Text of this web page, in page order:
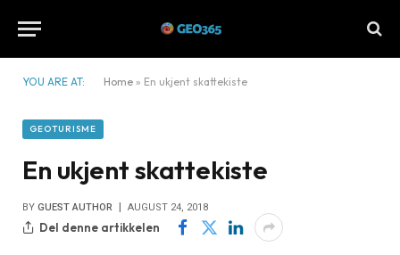
YOU ARE AT: Home » En ukjent skattekiste
GEOTURISME
En ukjent skattekiste
BY GUEST AUTHOR AUGUST 24, 2018
Del denne artikkelen